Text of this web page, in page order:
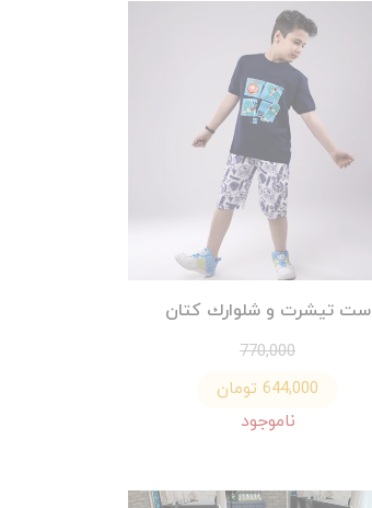
ست تيشرت و شلوارك كتان
770,000
644,000 تومان
ناموجود